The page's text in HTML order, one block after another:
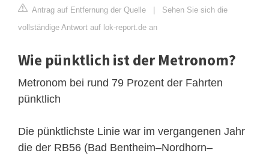
Antrag auf Entfernung der Quelle | Sehen Sie sich die
vollständige Antwort auf lok-report.de an
Wie pünktlich ist der Metronom?
Metronom bei rund 79 Prozent der Fahrten
pünktlich
Die pünktlichste Linie war im vergangenen Jahr
die der RB56 (Bad Bentheim–Nordhorn–